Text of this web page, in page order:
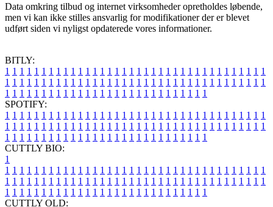
Data omkring tilbud og internet virksomheder opretholdes løbende,
men vi kan ikke stilles ansvarlig for modifikationer der er blevet
udført siden vi nyligst opdaterede vores informationer.
BITLY:
1 1 1 1 1 1 1 1 1 1 1 1 1 1 1 1 1 1 1 1 1 1 1 1 1 1 1 1 1 1 1 1 1 1 1 1
1 1 1 1 1 1 1 1 1 1 1 1 1 1 1 1 1 1 1 1 1 1 1 1 1 1 1 1 1 1 1 1 1 1 1 1
1 1 1 1 1 1 1 1 1 1 1 1 1 1 1 1 1 1 1 1 1 1 1 1 1 1 1 1
SPOTIFY:
1 1 1 1 1 1 1 1 1 1 1 1 1 1 1 1 1 1 1 1 1 1 1 1 1 1 1 1 1 1 1 1 1 1 1 1
1 1 1 1 1 1 1 1 1 1 1 1 1 1 1 1 1 1 1 1 1 1 1 1 1 1 1 1 1 1 1 1 1 1 1 1
1 1 1 1 1 1 1 1 1 1 1 1 1 1 1 1 1 1 1 1 1 1 1 1 1 1 1 1
CUTTLY BIO:
1
1 1 1 1 1 1 1 1 1 1 1 1 1 1 1 1 1 1 1 1 1 1 1 1 1 1 1 1 1 1 1 1 1 1 1 1
1 1 1 1 1 1 1 1 1 1 1 1 1 1 1 1 1 1 1 1 1 1 1 1 1 1 1 1 1 1 1 1 1 1 1 1
1 1 1 1 1 1 1 1 1 1 1 1 1 1 1 1 1 1 1 1 1 1 1 1 1 1 1 1
CUTTLY OLD: